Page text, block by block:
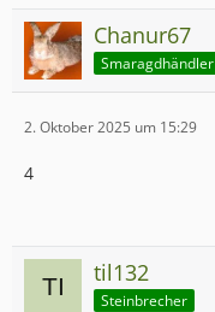
Chanur67
Smaragdhändler
2. Oktober 2025 um 15:29
4
til132
Steinbrecher